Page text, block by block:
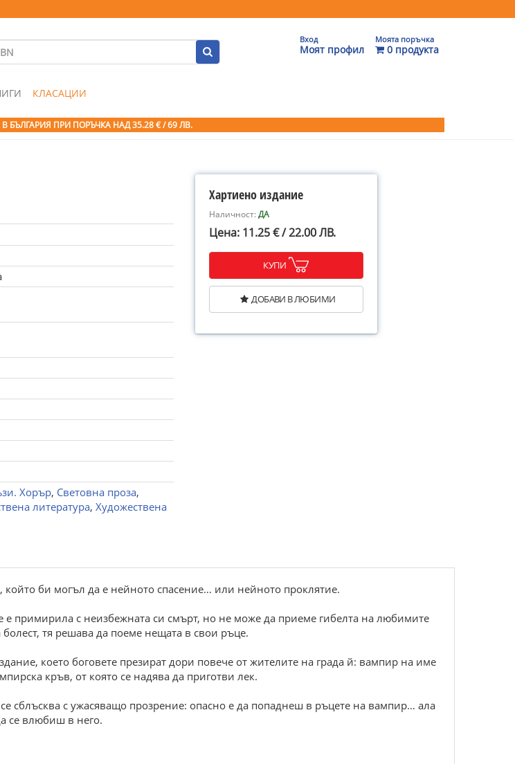
Вход
Моят профил
Моята поръчка
0 продукта
КЛАСАЦИИ
БЪЛГАРИЯ ПРИ ПОРЪЧКА НАД 35.28 € / 69 ЛВ.
Хорър, Световна проза,
литература, Художествена
Хартиено издание
Наличност:ДА
Цена: 11.25 € / 22.00 ЛВ.
КУПИ
ДОБАВИ В ЛЮБИМИ
би могъл да е нейното спасение… или нейното проклятие.
е примирила с неизбежната си смърт, но не може да приеме гибелта на любимите
тя решава да поеме нещата в свои ръце.
което боговете презират дори повече от жителите на града й: вампир на име
кръв, от която се надява да приготви лек.
сблъсква с ужасяващо прозрение: опасно е да попаднеш в ръцете на вампир… ала
се влюбиш в него.